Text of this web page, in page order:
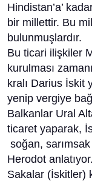
Hindistan’a’
bir millettir. Bu
bulunmuşlardır.
Bu ticari ilişkiler
kurulması
kralı Darius İskit
yenip vergiye
Balkanlar Ural
ticaret yaparak,
soğan, sarımsak
Herodot
Sakalar (İskitler)